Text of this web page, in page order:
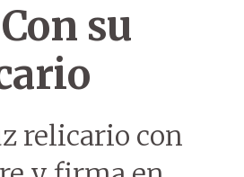
su
relicario con